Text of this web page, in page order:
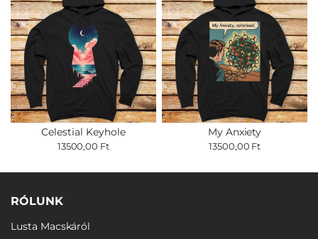
Celestial Keyhole
13500,00 Ft
My Anxiety
13500,00 Ft
RÓLUNK
Lusta Macskáról